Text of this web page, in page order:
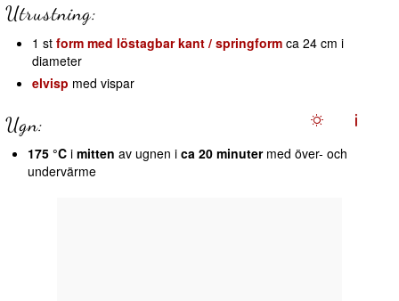
Utrustning:
1 st form med löstagbar kant / springform ca 24 cm i
diameter
elvisp med vispar
Ugn:
175 °C i mitten av ugnen i ca 20 minutermed över- och
undervärme